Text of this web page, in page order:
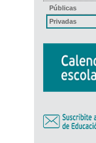
Públicas
Privadas